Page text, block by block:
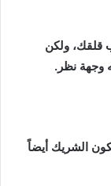
قلقك، ولكن
وجهة نظر.
الشريك أيضاً